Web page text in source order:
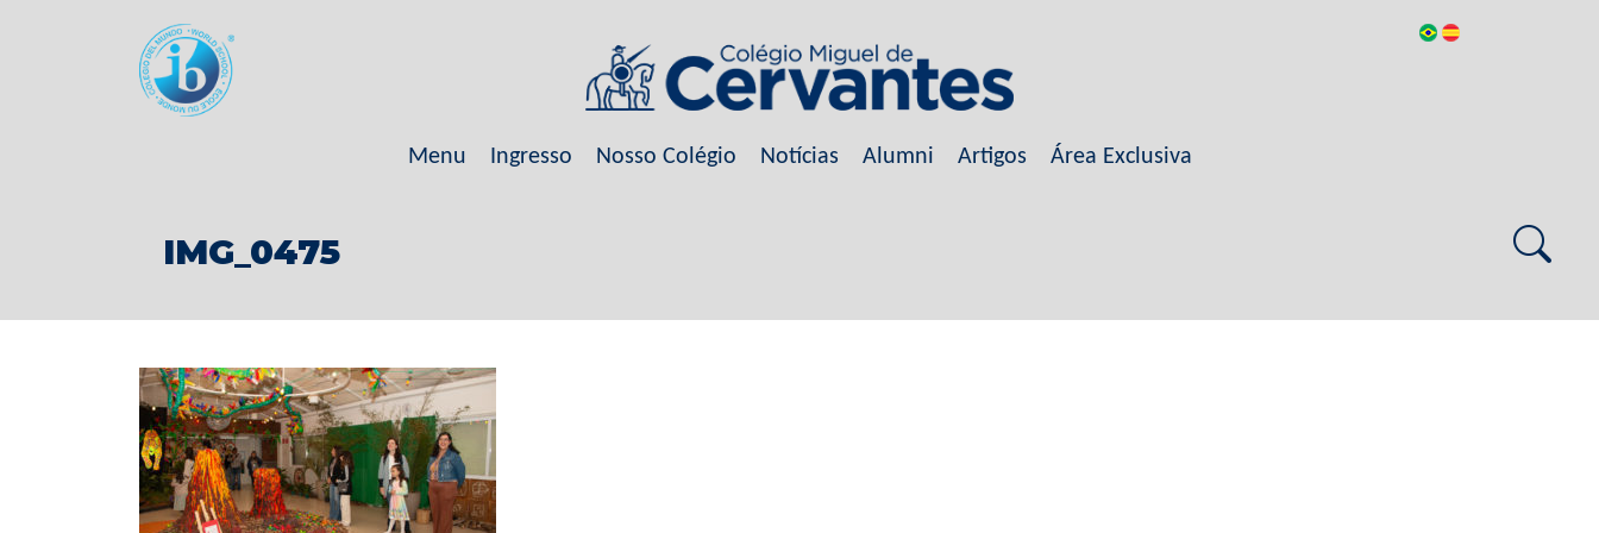
Menu Ingresso Nosso Colégio Notícias Alumni Artigos Área Exclusiva
IMG_0475